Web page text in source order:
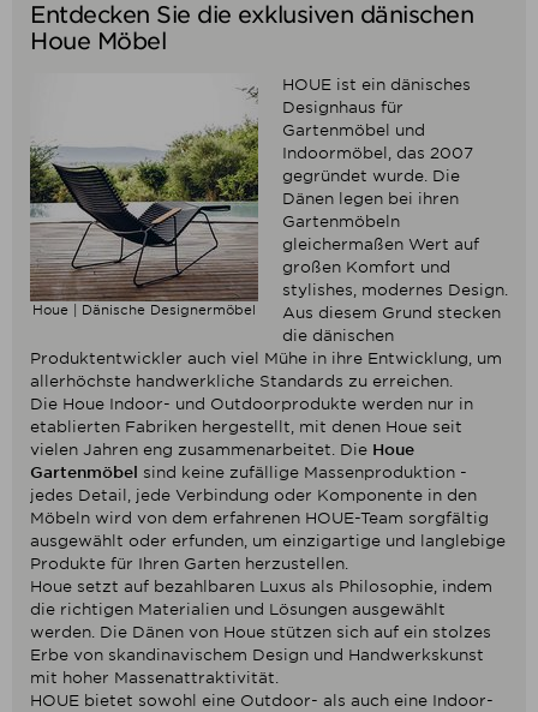
Entdecken Sie die exklusiven dänischen
Houe Möbel
Houe | Dänische Designermöbel
HOUE ist ein dänisches
Designhaus für
Gartenmöbel und
Indoormöbel, das 2007
gegründet wurde. Die
Dänen legen bei ihren
Gartenmöbeln
gleichermaßen Wert auf
großen Komfort und
stylishes, modernes Design.
Aus diesem Grund stecken
die dänischen
Produktentwickler auch viel Mühe in ihre Entwicklung, um
allerhöchste handwerkliche Standards zu erreichen.
Die Houe Indoor- und Outdoorprodukte werden nur in
etablierten Fabriken hergestellt, mit denen Houe seit
vielen Jahren eng zusammenarbeitet. Die Houe
Gartenmöbel sind keine zufällige Massenproduktion -
jedes Detail, jede Verbindung oder Komponente in den
Möbeln wird von dem erfahrenen HOUE-Team sorgfältig
ausgewählt oder erfunden, um einzigartige und langlebige
Produkte für Ihren Garten herzustellen.
Houe setzt auf bezahlbaren Luxus als Philosophie, indem
die richtigen Materialien und Lösungen ausgewählt
werden. Die Dänen von Houe stützen sich auf ein stolzes
Erbe von skandinavischem Design und Handwerkskunst
mit hoher Massenattraktivität.
HOUE bietet sowohl eine Outdoor- als auch eine Indoor-